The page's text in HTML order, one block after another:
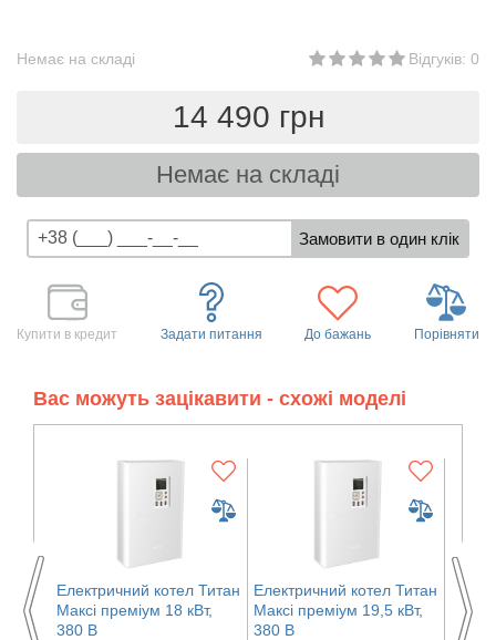
Немає на складі Відгуків: 0
14 490 грн
Немає на складі
Купити в кредит Задати питання До бажань Порівняти
Вас можуть зацікавити - схожі моделі
380
Електричний котел Титан
Максі преміум 18 кВт,
380 В
Електричний котел Титан
Максі преміум 19,5 кВт,
380 В
380 В